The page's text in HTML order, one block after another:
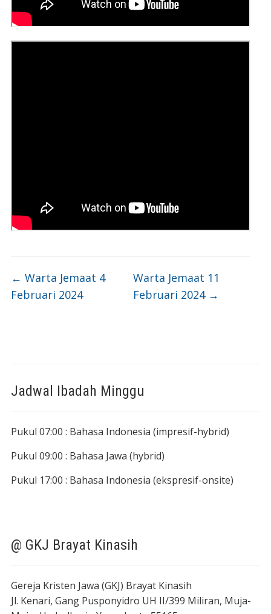
← Warta Jemaat 4
Februari 2024
Warta Jemaat 11
Februari 2024 →
Jadwal Ibadah Minggu
Pukul 07:00 : Bahasa Indonesia (impresif-hybrid)
Pukul 09:00 : Bahasa Jawa (hybrid)
Pukul 17:00 : Bahasa Indonesia (ekspresif-onsite)
@ GKJ Brayat Kinasih
Gereja Kristen Jawa (GKJ) Brayat Kinasih
Jl. Kenari, Gang Pusponyidro UH II/399 Miliran, Muja-